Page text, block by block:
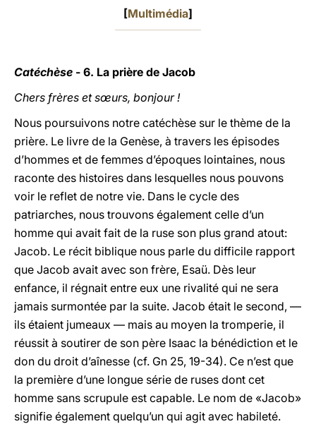
[Multimédia]
Catéchèse - 6. La prière de Jacob
Chers frères et sœurs, bonjour !
Nous poursuivons notre catéchèse sur le thème de la
prière. Le livre de la Genèse, à travers les épisodes
d’hommes et de femmes d’époques lointaines, nous
raconte des histoires dans lesquelles nous pouvons
voir le reflet de notre vie. Dans le cycle des
patriarches, nous trouvons également celle d’un
homme qui avait fait de la ruse son plus grand atout:
Jacob. Le récit biblique nous parle du difficile rapport
que Jacob avait avec son frère, Esaü. Dès leur
enfance, il régnait entre eux une rivalité qui ne sera
jamais surmontée par la suite. Jacob était le second, —
ils étaient jumeaux — mais au moyen la tromperie, il
réussit à soutirer de son père Isaac la bénédiction et le
don du droit d’aînesse (cf. Gn 25, 19-34). Ce n’est que
la première d’une longue série de ruses dont cet
homme sans scrupule est capable. Le nom de «Jacob»
signifie également quelqu’un qui agit avec habileté.